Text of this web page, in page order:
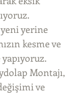
yeni yerine
kesme ve
Montajı,
ve